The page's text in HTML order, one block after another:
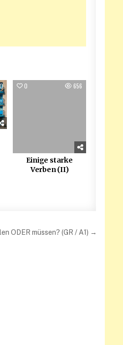
0 656
Einige starke
Verben (II)
ODER müssen? (GR / A1) →